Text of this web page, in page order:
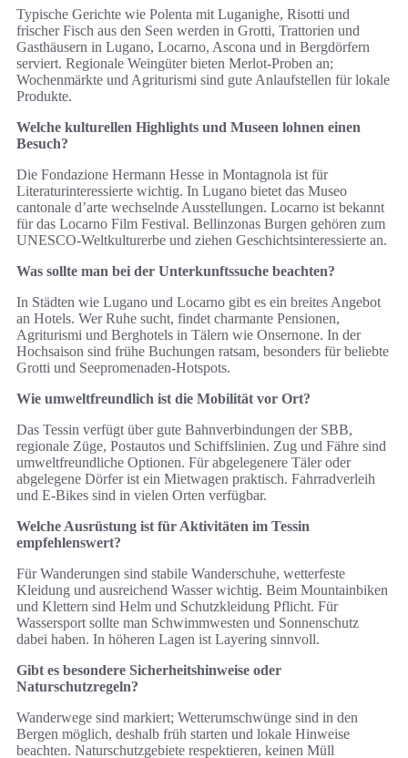
Typische Gerichte wie Polenta mit Luganighe, Risotti und
frischer Fisch aus den Seen werden in Grotti, Trattorien und
Gasthäusern in Lugano, Locarno, Ascona und in Bergdörfern
serviert. Regionale Weingüter bieten Merlot-Proben an;
Wochenmärkte und Agriturismi sind gute Anlaufstellen für lokale
Produkte.
Welche kulturellen Highlights und Museen lohnen einen
Besuch?
Die Fondazione Hermann Hesse in Montagnola ist für
Literaturinteressierte wichtig. In Lugano bietet das Museo
cantonale d’arte wechselnde Ausstellungen. Locarno ist bekannt
für das Locarno Film Festival. Bellinzonas Burgen gehören zum
UNESCO-Weltkulturerbe und ziehen Geschichtsinteressierte an.
Was sollte man bei der Unterkunftssuche beachten?
In Städten wie Lugano und Locarno gibt es ein breites Angebot
an Hotels. Wer Ruhe sucht, findet charmante Pensionen,
Agriturismi und Berghotels in Tälern wie Onsernone. In der
Hochsaison sind frühe Buchungen ratsam, besonders für beliebte
Grotti und Seepromenaden-Hotspots.
Wie umweltfreundlich ist die Mobilität vor Ort?
Das Tessin verfügt über gute Bahnverbindungen der SBB,
regionale Züge, Postautos und Schiffslinien. Zug und Fähre sind
umweltfreundliche Optionen. Für abgelegenere Täler oder
abgelegene Dörfer ist ein Mietwagen praktisch. Fahrradverleih
und E-Bikes sind in vielen Orten verfügbar.
Welche Ausrüstung ist für Aktivitäten im Tessin
empfehlenswert?
Für Wanderungen sind stabile Wanderschuhe, wetterfeste
Kleidung und ausreichend Wasser wichtig. Beim Mountainbiken
und Klettern sind Helm und Schutzkleidung Pflicht. Für
Wassersport sollte man Schwimmwesten und Sonnenschutz
dabei haben. In höheren Lagen ist Layering sinnvoll.
Gibt es besondere Sicherheitshinweise oder
Naturschutzregeln?
Wanderwege sind markiert; Wetterumschwünge sind in den
Bergen möglich, deshalb früh starten und lokale Hinweise
beachten. Naturschutzgebiete respektieren, keinen Müll